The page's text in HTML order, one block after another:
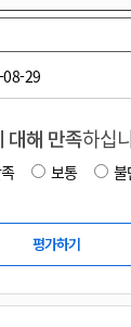
29
대해 만족하십
보통
불